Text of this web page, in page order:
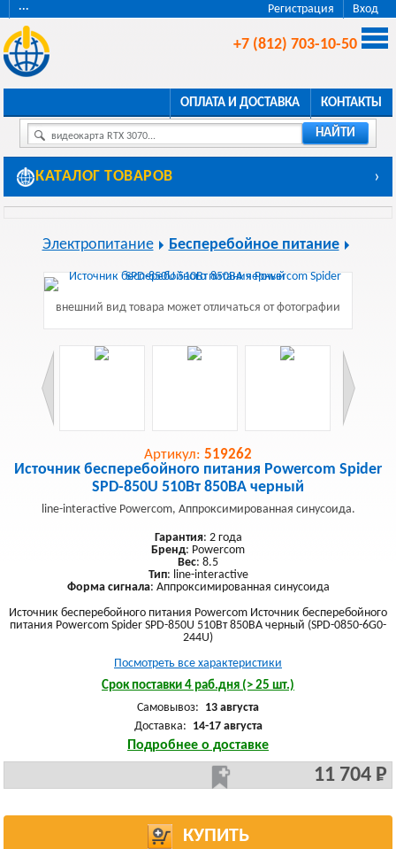
Регистрация Вход
···
+7 (812) 703-10-50
ОПЛАТА И ДОСТАВКА КОНТАКТЫ
видеокарта RTX 3070... НАЙТИ
КАТАЛОГ ТОВАРОВ ›
Электропитание Бесперебойное питание
внешний вид товара может отличаться от фотографии
Артикул: 519262
Источник бесперебойного питания Powercom Spider
SPD-850U 510Вт 850ВА черный
line-interactive Powercom, Аппроксимированная синусоида.
Гарантия: 2 года
Бренд: Powercom
Вес: 8.5
Тип: line-interactive
Форма сигнала: Аппроксимированная синусоида
Источник бесперебойного питания Powercom Источник бесперебойного
питания Powercom Spider SPD-850U 510Вт 850ВА черный (SPD-0850-6G0-
244U)
Посмотреть все характеристики
Срок поставки 4 раб.дня (> 25 шт.)
Самовывоз: 13 августа
Доставка: 14-17 августа
Подробнее о доставке
11 704 Р
КУПИТЬ